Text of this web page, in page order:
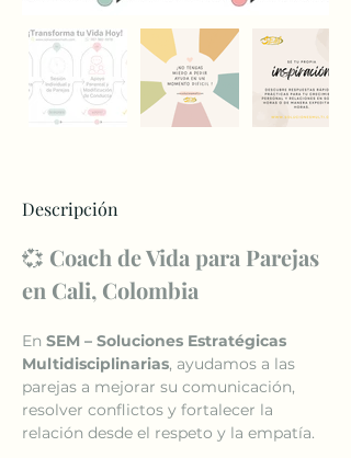
Descripción
💞 Coach de Vida para Parejas
en Cali, Colombia
En SEM – Soluciones Estratégicas
Multidisciplinarias, ayudamos a las
parejas a mejorar su comunicación,
resolver conflictos y fortalecer la
relación desde el respeto y la empatía.